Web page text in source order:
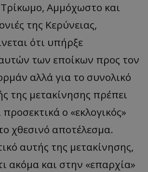
Τρίκωμο, Αμμόχωστο και
της Κερύνειας,
ότι υπήρξε
των εποίκων προς τον
αλλά για το συνολικό
της μετακίνησης πρέπει
ο «εκλογικός»
χθεσινό αποτέλεσμα.
αυτής της μετακίνησης,
ακόμα και στην «επαρχία»